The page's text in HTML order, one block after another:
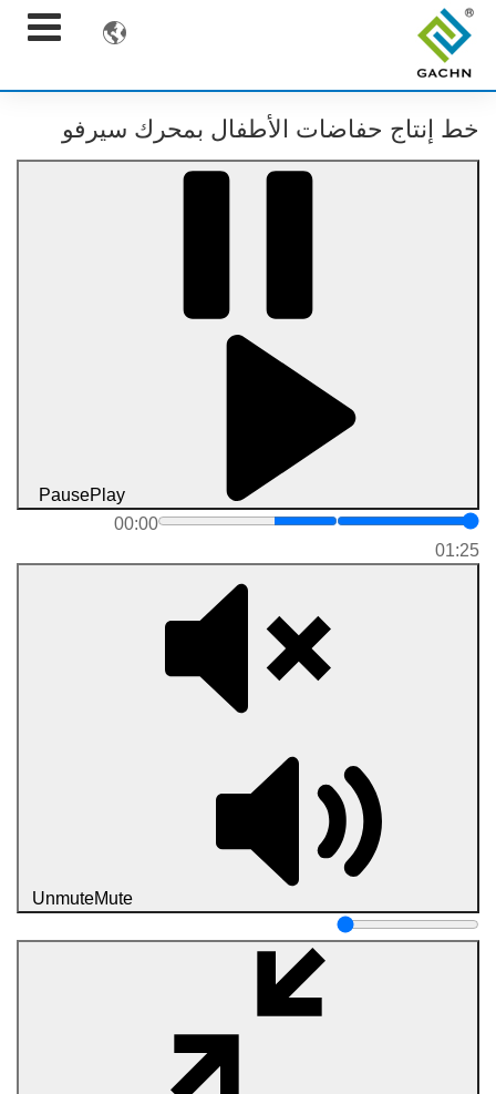

خط إنتاج حفاضات الأطفال بمحرك سيرفو
PausePlay
00:00
01:25
UnmuteMute